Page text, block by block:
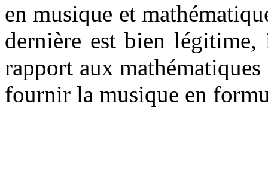
en musique et
dernière est bien
rapport aux
fournir la musique en